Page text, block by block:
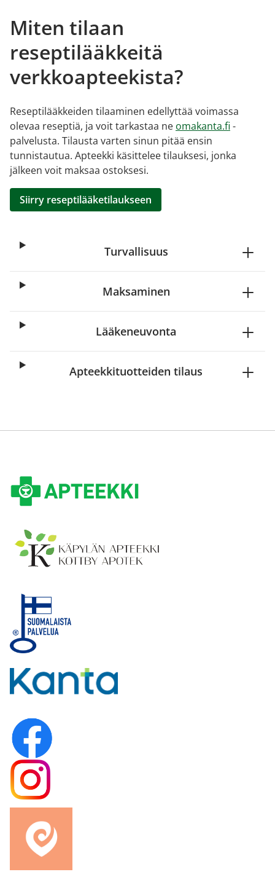
Miten tilaan
reseptilääkkeitä
verkkoapteekista?
Reseptilääkkeiden tilaaminen edellyttää voimassa
olevaa reseptiä, ja voit tarkastaa ne omakanta.fi -
palvelusta. Tilausta varten sinun pitää ensin
tunnistautua. Apteekki käsittelee tilauksesi, jonka
jälkeen voit maksaa ostoksesi.
Siirry reseptilääketilaukseen
Turvallisuus
Maksaminen
Lääkeneuvonta
Apteekkituotteiden tilaus